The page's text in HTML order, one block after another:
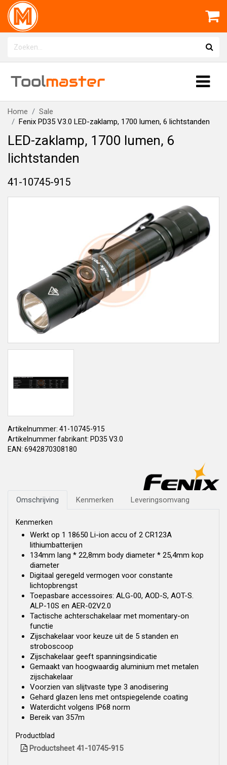
Toolmaster
Home
Sale
Fenix PD35 V3.0 LED-zaklamp, 1700 lumen, 6 lichtstanden
LED-zaklamp, 1700 lumen, 6
lichtstanden
41-10745-915
Artikelnummer: 41-10745-915
Artikelnummer fabrikant: PD35 V3.0
EAN: 6942870308180
Omschrijving Kenmerken Leveringsomvang
Kenmerken
Werkt op 1 18650 Li-ion accu of 2 CR123A
lithiumbatterijen
134mm lang * 22,8mm body diameter * 25,4mm kop
diameter
Digitaal geregeld vermogen voor constante
lichtopbrengst
Toepasbare accessoires: ALG-00, AOD-S, AOT-S.
ALP-10S en AER-02V2.0
Tactische achterschakelaar met momentary-on
functie
Zijschakelaar voor keuze uit de 5 standen en
stroboscoop
Zijschakelaar geeft spanningsindicatie
Gemaakt van hoogwaardig aluminium met metalen
zijschakelaar
Voorzien van slijtvaste type 3 anodisering
Gehard glazen lens met ontspiegelende coating
Waterdicht volgens IP68 norm
Bereik van 357m
Productblad
Productsheet 41-10745-915